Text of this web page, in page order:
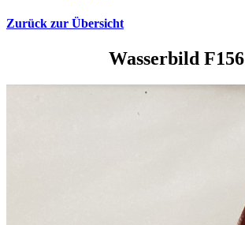
Zurück zur Übersicht
Wasserbild F156